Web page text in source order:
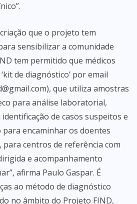
que o projeto tem
sensibilizar a comunidade
tem permitido que médicos
de diagnóstico’ por email
que utiliza amostras
para análise laboratorial,
de casos suspeitos e
encaminhar os doentes
para centros de referência com
e acompanhamento
afirma Paulo Gaspar. É
ao método de diagnóstico
no âmbito do Projeto FIND,